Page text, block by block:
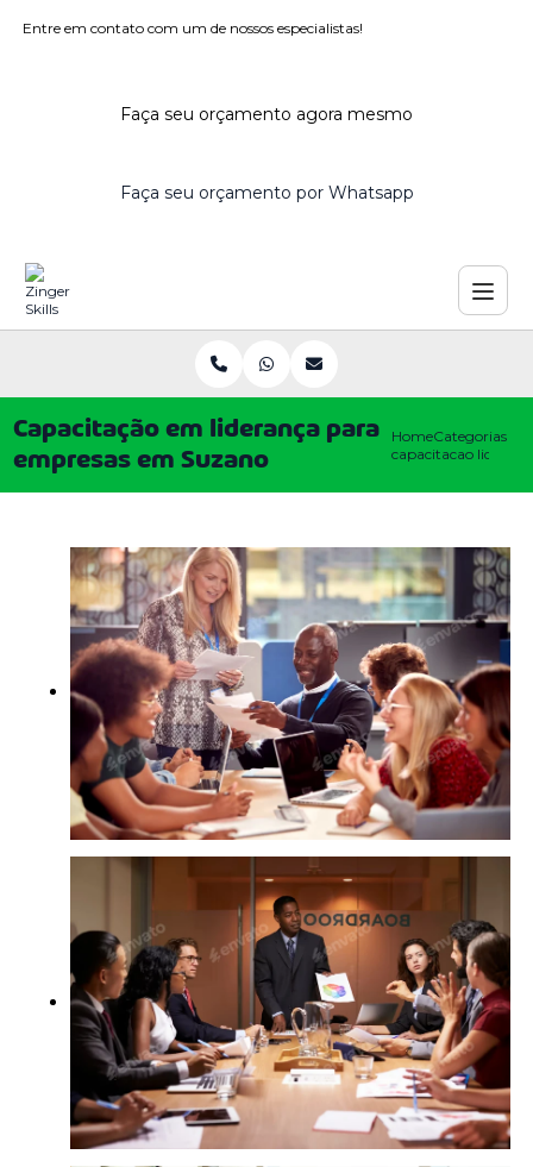
Entre em contato com um de nossos especialistas!
Faça seu orçamento agora mesmo
Faça seu orçamento por Whatsapp
HomeCategorias
capacitacao
Capacitação em liderança para
empresas em Suzano